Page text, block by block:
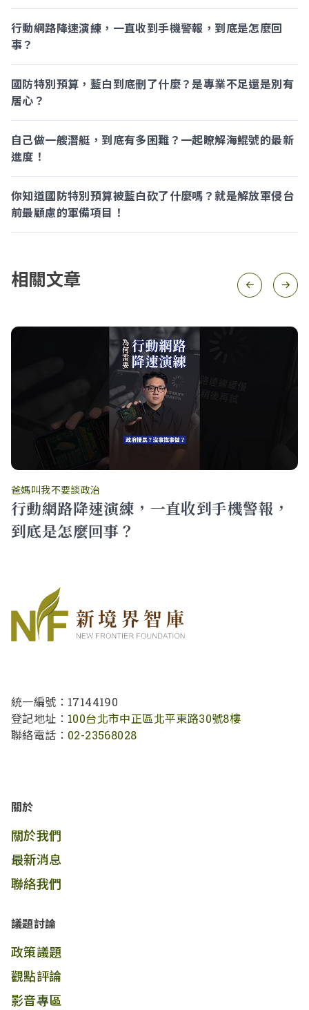
行動網路降速演練，一直收到手機警報，到底是怎麼回
事？
國防特別預算，藍白到底刪了什麼？是專業不足還是別有
居心？
自己做一艘潛艇，到底有多困難？一起瞭解海鯤號的最新
進度！
你知道國防特別預算被藍白砍了什麼嗎？就是解放軍侵台
前最顧慮的軍備項目！
相關文章
爸媽叫我不要談政治
行動網路降速演練，一直收到手機警報，
到底是怎麼回事？
統一編號：17144190
登記地址： 100台北市中正區北平東路30號8樓
聯絡電話： 02-23568028
關於
關於我們
最新消息
聯絡我們
議題討論
政策議題
觀點評論
影音專區